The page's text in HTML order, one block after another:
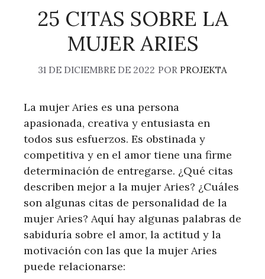
25 CITAS SOBRE LA
MUJER ARIES
31 DE DICIEMBRE DE 2022 POR PROJEKTA
La mujer Aries es una persona
apasionada, creativa y entusiasta en
todos sus esfuerzos. Es obstinada y
competitiva y en el amor tiene una firme
determinación de entregarse. ¿Qué citas
describen mejor a la mujer Aries? ¿Cuáles
son algunas citas de personalidad de la
mujer Aries? Aquí hay algunas palabras de
sabiduría sobre el amor, la actitud y la
motivación con las que la mujer Aries
puede relacionarse: